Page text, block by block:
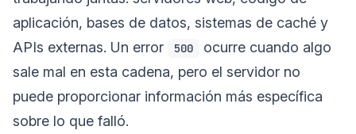
aplicación, bases de datos, sistemas de caché y
APIs externas. Un error
500
ocurre cuando algo
sale mal en esta cadena, pero el servidor no
puede proporcionar información más específica
sobre lo que falló.